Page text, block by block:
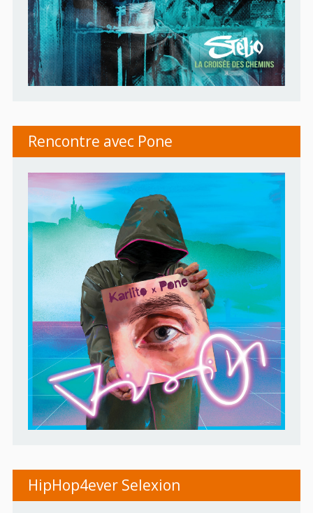
Rencontre avec Pone
HipHop4ever Selexion